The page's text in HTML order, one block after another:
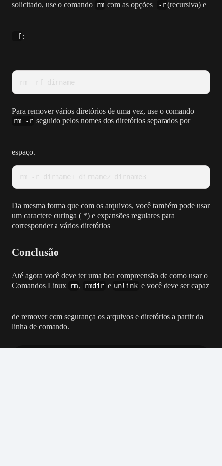
solicitado, use o comando rm com as opções -r(recursiva) e
-f :
rm -rf dirname
Para remover vários diretórios de uma vez, use o comando
rm -r seguido pelos nomes dos diretórios separados por
espaço.
rm -r dirname1 dirname2 dirname3
Da mesma forma que com os arquivos, você também pode usar
um caractere curinga ( *) e expansões regulares para
corresponder a vários diretórios.
Conclusão
Até agora você deve ter uma boa compreensão de como usar o
Comandos Linux rm , rmdir e unlink e você deve ser capaz
de remover com segurança os arquivos e diretórios a partir da
linha de comando.